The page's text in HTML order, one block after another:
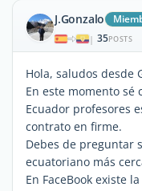
J.Gonzalo
| 35POSTS
Hola, saludos desde
En este momento sé
Ecuador profesores
contrato en firme.
Debes de preguntar
ecuatoriano más
En FaceBook existe